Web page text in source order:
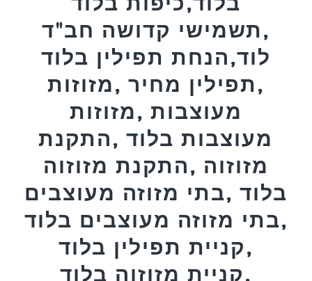
,תשמישי קדושה חב"ד
לוד,הנחת תפילין בלוד
,תפילין מחיר ,מזוזות
מעוצבות ,מזוזות
מעוצבות בלוד ,התקנת
מזוזוה ,התקנת מזוזוה
בלוד ,בתי מזוזה מעוצבים
,בתי מזוזה מעוצבים בלוד
,קניית תפילין בלוד
,קניית מזוזוה בלוד